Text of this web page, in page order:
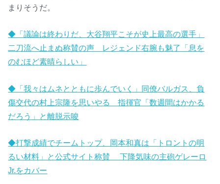
まりそうだ。
◆「議論は終わりだ、大谷翔平こそが史上最高の選手」
二刀流へ止まぬ称賛の声 レジェンド右腕も魅了「息を
のむほど素晴らしい」
◆「我々はムネとともに歩んでいく」同僚バルガス、負
傷交代の村上宗隆を思いやる 指揮官「数週間はかかる
だろう」と離脱示唆
◆打撃成績でチームトップ、岡本和真は「トロントの明
るい材料」と公式サイト称賛 下降気味の主砲ゲレーロ
Jr.をカバー